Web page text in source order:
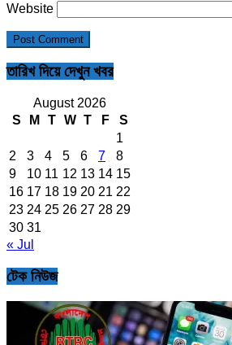
Website
তারিখ দিয়ে দেখুন খবর
August 2026
S
M T W T F
S
1
2
3 4 5 6 7
8
9
10 11 12 13 14 15
16 17 18 19 20 21 22
23 24 25 26 27 28 29
30 31
« Jul
টেক নিউজ